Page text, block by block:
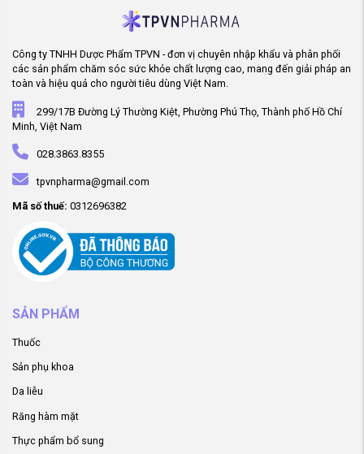
Công ty TNHH Dược Phẩm TPVN - đơn vị chuyên nhập khẩu và phân phối
các sản phẩm chăm sóc sức khỏe chất lượng cao, mang đến giải pháp an
toàn và hiệu quả cho người tiêu dùng Việt Nam.
299/17B Đường Lý Thường Kiệt, Phường Phú Thọ, Thành phố Hồ Chí
Minh, Việt Nam
028.3863.8355
tpvnpharma@gmail.com
Mã số thuế: 0312696382
SẢN PHẨM
Thuốc
Sản phụ khoa
Da liễu
Răng hàm mặt
Thực phẩm bổ sung